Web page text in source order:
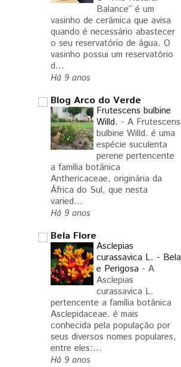
Balance” é um
vasinho de cerâmica que avisa
quando é necessário abastecer
o seu reservatório de água. O
vasinho possui um reservatório
d...
Há 9 anos
Blog Arco do Verde
Frutescens bulbine
Willd. - A Frutescens
bulbine Willd. é uma
espécie suculenta
perene pertencente
a família botânica
Anthericaceae, originária da
África do Sul, que nesta
varied...
Há 9 anos
Bela Flore
Asclepias
curassavica L. - Bela
e Perigosa - A
Asclepias
curassavica L.
pertencente a família botânica
Asclepidaceae. é mais
conhecida pela população por
seus diversos nomes populares,
entre eles:...
Há 9 anos